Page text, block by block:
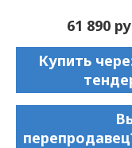
61 890
Купить